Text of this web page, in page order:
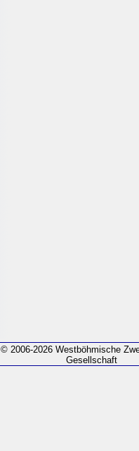
© 2006-2026 Westböhmische
Gesellschaft